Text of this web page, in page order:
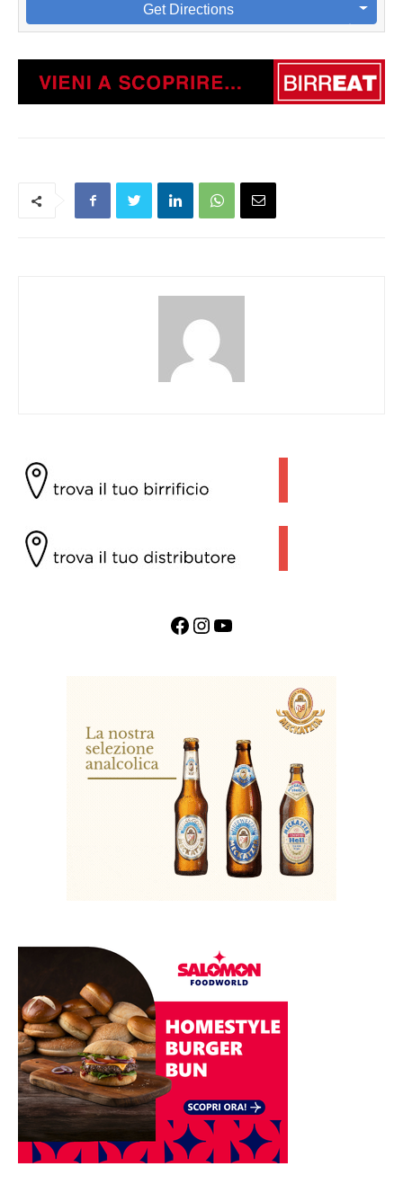
Get Directions
Facebook InstagramYouTube